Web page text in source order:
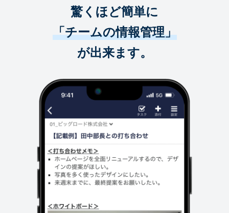
驚くほど簡単に
「チームの情報管理」
が出来ます。